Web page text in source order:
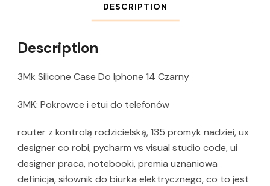
DESCRIPTION
Description
3Mk Silicone Case Do Iphone 14 Czarny
3MK: Pokrowce i etui do telefonów
router z kontrolą rodzicielską, 135 promyk nadziei, ux
designer co robi, pycharm vs visual studio code, ui
designer praca, notebooki, premia uznaniowa
definicja, siłownik do biurka elektrycznego, co to jest